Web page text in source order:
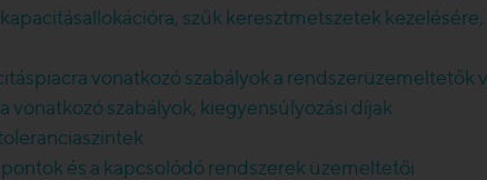
szűk keresztmetszetek
vonatkozó szabályok a rendszerüzemeltetők
vonatkozó szabályok, kiegyensúlyozási díjak
pontok és a kapcsolódó rendszerek üzemeltetői